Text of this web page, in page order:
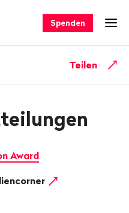
Spenden
Teilen
Award